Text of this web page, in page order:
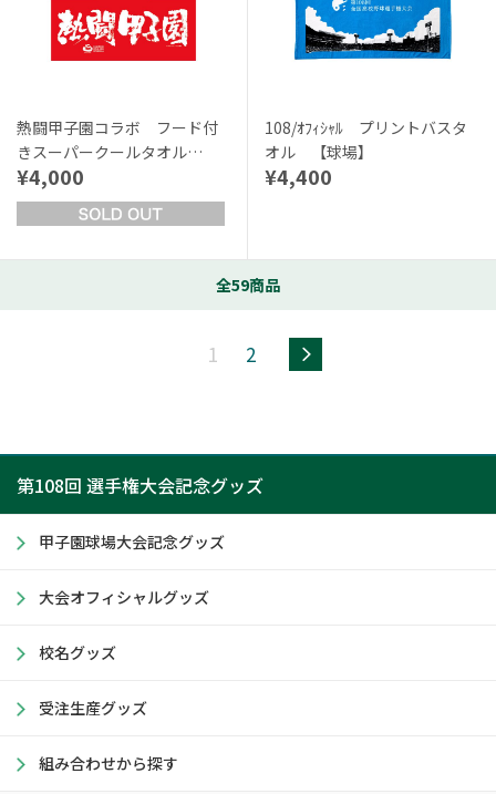
熱闘甲子園コラボ フード付
きスーパークールタオル
【赤】
¥4,000
108/ｵﾌｨｼｬﾙ プリントバスタ
オル 【球場】
¥4,400
全59商品
1 2 >>
第108回 選手権大会記念グッズ
甲子園球場大会記念グッズ
大会オフィシャルグッズ
校名グッズ
受注生産グッズ
組み合わせから探す